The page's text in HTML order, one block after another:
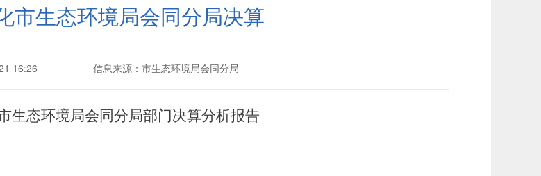
市生态环境局会同分局决算
16:26 信息来源：市生态环境局会同分局
生态环境局会同分局部门决算分析报告